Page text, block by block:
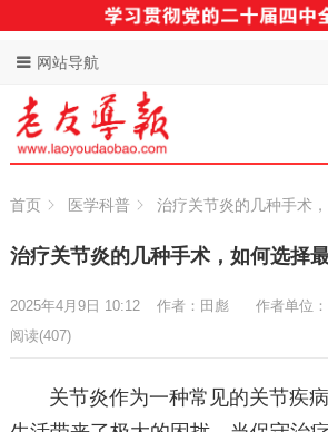
网站导航
首页 医学科普 治疗关节炎的几种手术
治疗关节炎的几种手术，如何选择
作者：田彪 作者单位
2025年4月9日 10:12
阅读(407)
关节炎作为一种常见的关节疾